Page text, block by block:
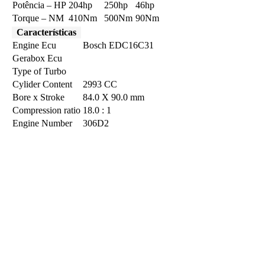
Potência – HP 204hp 250hp
46hp
Torque – NM 410Nm 500Nm 90Nm
Características
Engine Ecu
Bosch EDC16C31
Gerabox Ecu
Type of Turbo
Cylider Content
2993 CC
Bore x Stroke
84.0 X 90.0 mm
Compression ratio 18.0 : 1
Engine Number
306D2